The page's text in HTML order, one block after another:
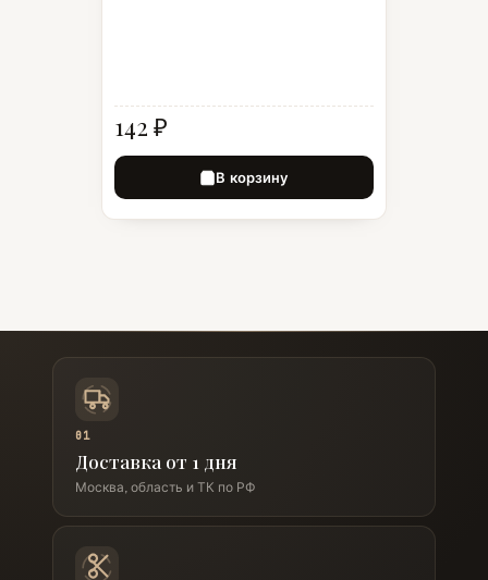
142 ₽
В корзину
01
Доставка от 1 дня
Москва, область и ТК по РФ